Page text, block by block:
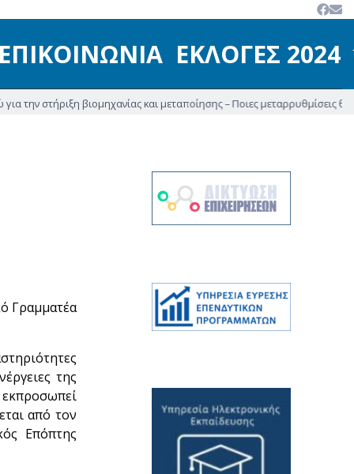
ΕΠΙΚΟΙΝΩΝΙΑ ΕΚΛΟΓΕΣ 2024
βιομηχανίας και μεταποίησης – Ποιες μεταρρυθμίσεις θα
Γραμματέα
της
εκπροσωπεί
από τον
Επόπτης